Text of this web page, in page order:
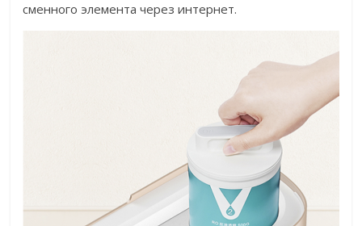
сменного элемента через интернет.